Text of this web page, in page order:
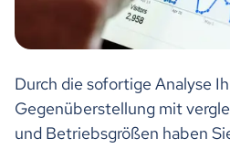
Durch die sofortige Analyse
Gegenüberstellung mit
und Betriebsgrößen haben